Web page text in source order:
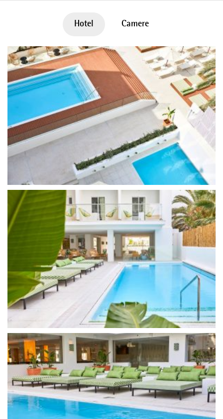
Hotel Camere